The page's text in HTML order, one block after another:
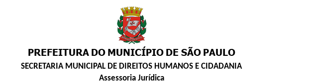
SECRETARIA MUNICIPAL DE DIREITOS HUMANOS E CIDADANIA
Assessoria Jurídica